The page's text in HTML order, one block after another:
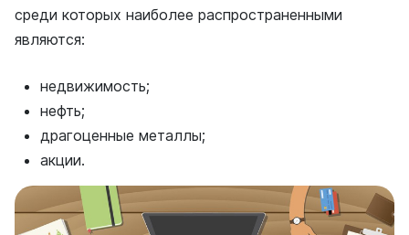
среди которых наиболее распространенными
являются:
недвижимость;
нефть;
драгоценные металлы;
акции.